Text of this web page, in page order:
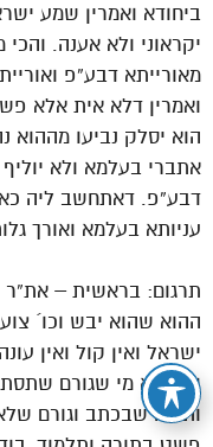
ביחודא ואמרין שמע
יקראוני ולא אענה.
מאורייתא דבע”פ
ואמרין דלא אית אלא
הוא יסלק נביעו מההוא
אתברי בעלמא ולא
דבע”פ. דאתחשב ליה
עניותא בעלמא ואורך
תרגום: בראשית – את”ר
ההוא שהוא יבש וכו´
ישראל ואין קול ואין
וזה הוא מי שגורם
ותורה שבכתב וגורם